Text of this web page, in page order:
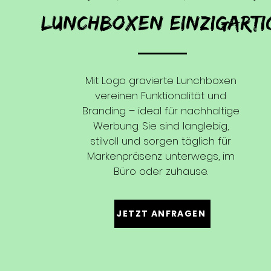
LUNCHBOXEN
Mit Logo gravierte Lunchboxen
vereinen Funktionalität und
Branding – ideal für nachhaltige
Werbung. Sie sind langlebig,
stilvoll und sorgen täglich für
Markenpräsenz unterwegs, im
Büro oder zuhause.
JETZT ANFRAGEN